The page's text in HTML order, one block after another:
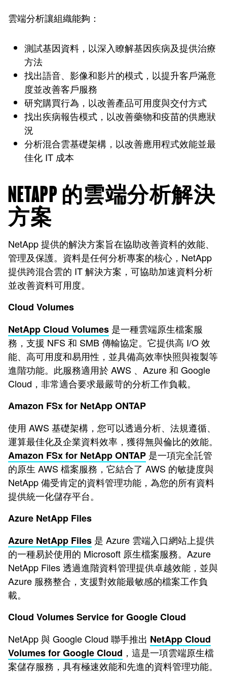
雲端分析讓組織能夠：
測試基因資料，以深入瞭解基因疾病及提供治療
方法
找出語音、影像和影片的模式，以提升客戶滿意
度並改善客戶服務
研究購買行為，以改善產品可用度與交付方式
找出疾病報告模式，以改善藥物和疫苗的供應狀
況
分析混合雲基礎架構，以改善應用程式效能並最
佳化 IT 成本
NETAPP 的雲端分析解決
方案
NetApp 提供的解決方案旨在協助改善資料的效能、
管理及保護。資料是任何分析專案的核心，NetApp
提供跨混合雲的 IT 解決方案，可協助加速資料分析
並改善資料可用度。
Cloud Volumes
NetApp Cloud Volumes 是一種雲端原生檔案服
務，支援 NFS 和 SMB 傳輸協定。它提供高 I/O 效
能、高可用度和易用性，並具備高效率快照與複製等
進階功能。此服務適用於 AWS 、Azure 和 Google
Cloud，非常適合要求最嚴苛的分析工作負載。
Amazon FSx for NetApp ONTAP
使用 AWS 基礎架構，您可以透過分析、法規遵循、
運算最佳化及企業資料效率，獲得無與倫比的效能。
Amazon FSx for NetApp ONTAP 是一項完全託管
的原生 AWS 檔案服務，它結合了 AWS 的敏捷度與
NetApp 備受肯定的資料管理功能，為您的所有資料
提供統一化儲存平台。
Azure NetApp Files
Azure NetApp Files 是 Azure 雲端入口網站上提供
的一種易於使用的 Microsoft 原生檔案服務。Azure
NetApp Files 透過進階資料管理提供卓越效能，並與
Azure 服務整合，支援對效能最敏感的檔案工作負
載。
Cloud Volumes Service for Google Cloud
NetApp 與 Google Cloud 聯手推出 NetApp Cloud
Volumes for Google Cloud ，這是一項雲端原生檔
案儲存服務，具有極速效能和先進的資料管理功能。